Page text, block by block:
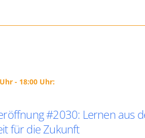
- 18:00 Uhr:
#2030: Lernen aus
für die Zukunft